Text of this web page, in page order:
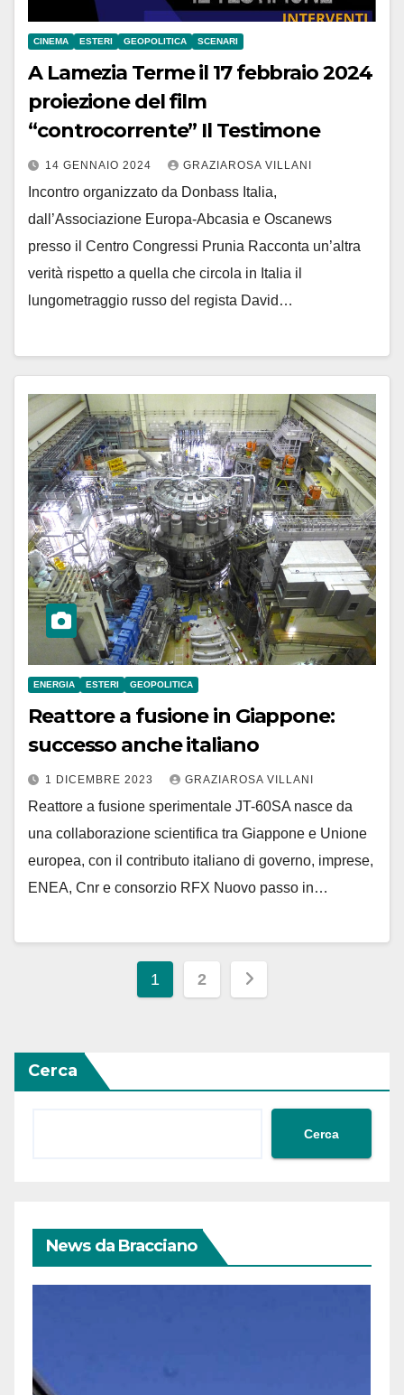
CINEMA ESTERI GEOPOLITICA SCENARI
A Lamezia Terme il 17 febbraio 2024
proiezione del film
“controcorrente” Il Testimone
14 GENNAIO 2024 GRAZIAROSA VILLANI
Incontro organizzato da Donbass Italia,
dall’Associazione Europa-Abcasia e Oscanews
presso il Centro Congressi Prunia Racconta un’altra
verità rispetto a quella che circola in Italia il
lungometraggio russo del regista David…
ENERGIA ESTERI GEOPOLITICA
Reattore a fusione in Giappone:
successo anche italiano
1 DICEMBRE 2023 GRAZIAROSA VILLANI
Reattore a fusione sperimentale JT-60SA nasce da
una collaborazione scientifica tra Giappone e Unione
europea, con il contributo italiano di governo, imprese,
ENEA, Cnr e consorzio RFX Nuovo passo in…
Paginazione
1 2
Cerca
Cerca
News da Bracciano